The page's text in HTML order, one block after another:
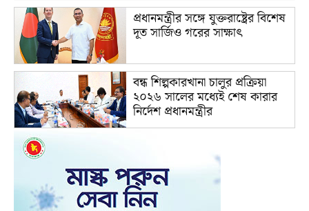
প্রধানমন্ত্রীর সঙ্গে যুক্তরাষ্ট্রের বিশেষ
দূত সার্জিও গরের সাক্ষাৎ
বন্ধ শিল্পকারখানা চালুর প্রক্রিয়া
২০২৬ সালের মধ্যেই শেষ কারার
নির্দেশ প্রধানমন্ত্রীর